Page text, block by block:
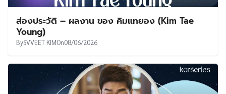
ส่องประวัติ – ผลงาน ของ คิมแทยอง (Kim Tae
Young)
BySVVEET KIMOn08/06/2026